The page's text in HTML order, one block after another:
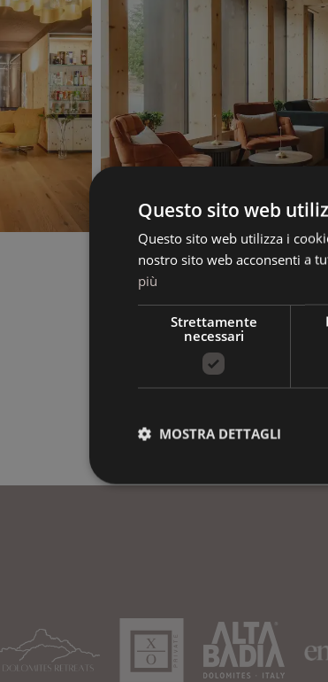
Questo sito web
Questo sito web utilizza i
nostro sito web acconsenti a
più
Strettamente
necessari
MOSTRA DETTAGLI